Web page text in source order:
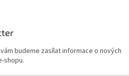
budeme zasílat informace o nových
shopu.